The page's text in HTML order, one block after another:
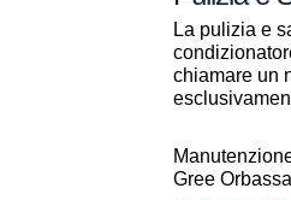
La pulizia e
chiamare un
Gree